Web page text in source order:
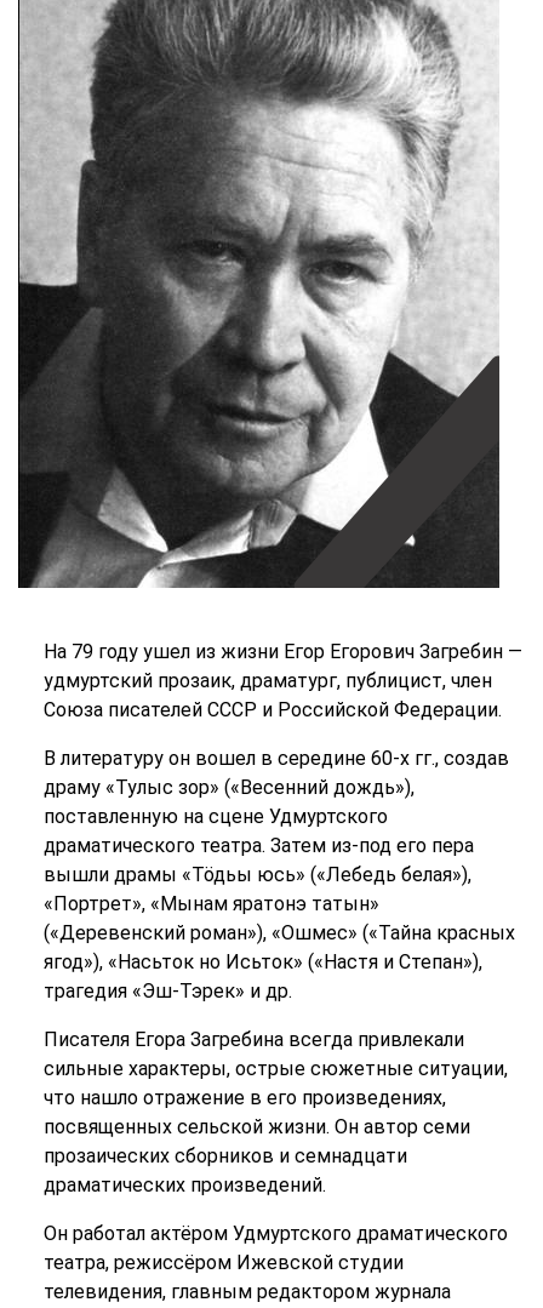
На 79 году ушел из жизни Егор Егорович Загребин —
удмуртский прозаик, драматург, публицист, член
Союза писателей СССР и Российской Федерации.
В литературу он вошел в середине 60-х гг., создав
драму «Тулыс зор» («Весенний дождь»),
поставленную на сцене Удмуртского
драматического театра. Затем из-под его пера
вышли драмы «Тӧдьы юсь» («Лебедь белая»),
«Портрет», «Мынам яратонэ татын»
(«Деревенский роман»), «Ошмес» («Тайна красных
ягод»), «Насьток но Исьток» («Настя и Степан»),
трагедия «Эш-Тэрек» и др.
Писателя Егора Загребина всегда привлекали
сильные характеры, острые сюжетные ситуации,
что нашло отражение в его произведениях,
посвященных сельской жизни. Он автор семи
прозаических сборников и семнадцати
драматических произведений.
Он работал актёром Удмуртского драматического
театра, режиссёром Ижевской студии
телевидения, главным редактором журнала